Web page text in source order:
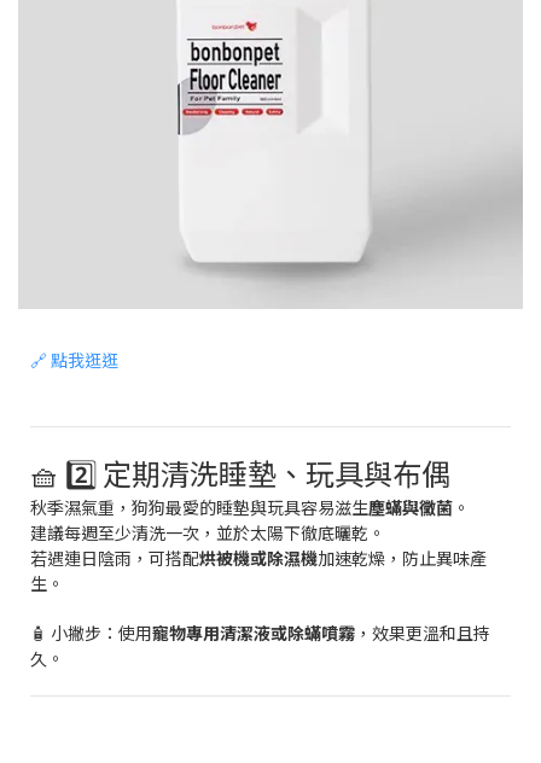
🔗點我逛逛
🧺 2️⃣ 定期清洗睡墊、玩具與布偶
秋季濕氣重，狗狗最愛的睡墊與玩具容易滋生塵蟎與黴菌 。
建議每週至少清洗一次，並於太陽下徹底曬乾。
若遇連日陰雨，可搭配烘被機或除濕機加速乾燥，防止異味產
生。
🧴 小撇步：使用寵物專用清潔液或除蟎噴霧 ，效果更溫和且持
久。